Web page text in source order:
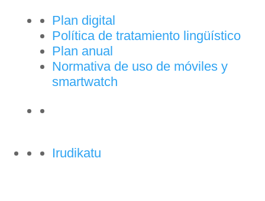
Plan digital
Política de tratamiento lingüístico
Plan anual
Normativa de uso de móviles y
smartwatch
Irudikatu